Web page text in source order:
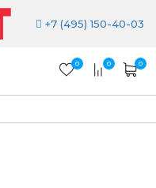
+7 (495) 150-40-03
0 0 0